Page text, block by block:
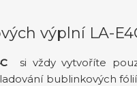
výplní LA-
si vždy vytvoříte
bublinkových